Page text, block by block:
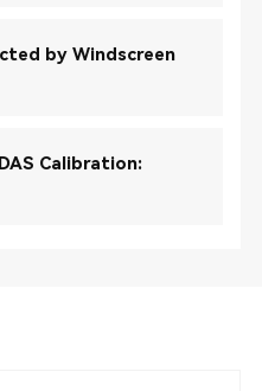
by Windscreen
Calibration: